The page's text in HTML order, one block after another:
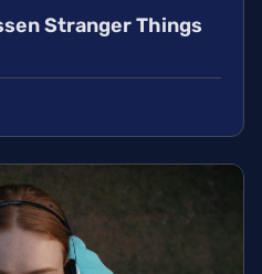
Stranger Things